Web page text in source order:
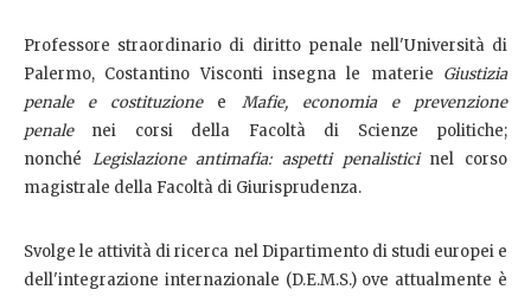
Professore straordinario di diritto penale nell'Università di
Palermo, Costantino Visconti insegna le materie Giustizia
penale e costituzionee Mafie, economia e prevenzione
penale nei corsi della Facoltà di Scienze politiche;
nonché Legislazione antimafia: aspetti penalistici nel corso
magistrale della Facoltà di Giurisprudenza.
Svolge le attività di ricerca nel Dipartimento di studi europei e
dell'integrazione internazionale (D.E.M.S.) ove attualmente è